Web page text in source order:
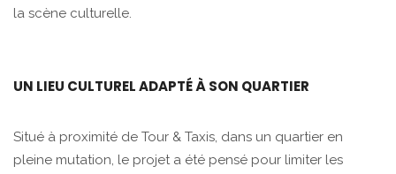
la scène culturelle.
UN LIEU CULTUREL ADAPTÉ À SON QUARTIER
Situé à proximité de Tour & Taxis, dans un quartier en
pleine mutation, le projet a été pensé pour limiter les